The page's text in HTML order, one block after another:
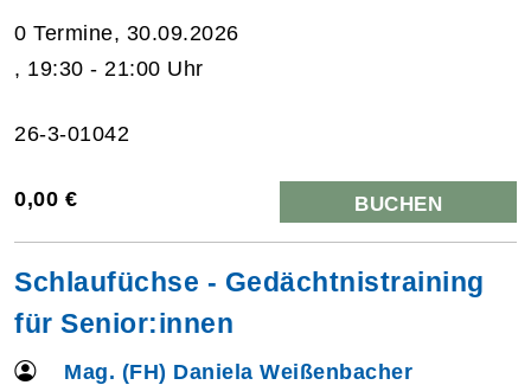
0 Termine, 30.09.2026
, 19:30 - 21:00 Uhr
26-3-01042
0,00 € BUCHEN
Schlaufüchse - Gedächtnistraining
für Senior:innen
Mag. (FH) Daniela Weißenbacher